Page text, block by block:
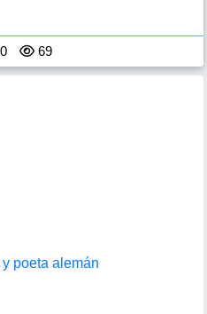
69
poeta alemán